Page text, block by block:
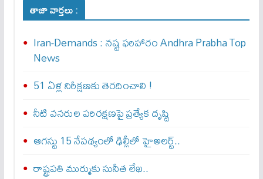
తాజా వార్తలు :
Iran-Demands : న‌ష్ట ఫ‌రిహారం Andhra Prabha Top
News
51 ఏళ్ల నిరీక్షణకు తెరదించాలి !
నీటి వనరుల పరిరక్షణపై ప్రత్యేక దృష్టి
ఆగస్టు 15 నేపథ్యంలో ఢిల్లీలో హైఅలర్ట్..
రాష్ట్రపతి ముర్ముకు సునీత లేఖ..